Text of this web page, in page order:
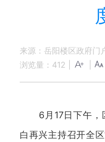
来源：岳阳楼区政府门
浏览量： 412
6月17日下午，
白再兴主持召开全